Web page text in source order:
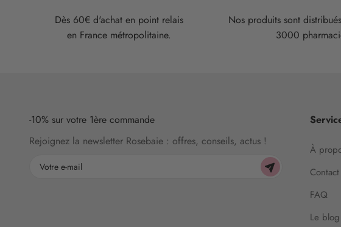
Dès 60€ d'achat en point relais
en France métropolitaine.
Nos produits sont
3000
-10% sur votre 1ère commande
Rejoignez la newsletter Rosebaie : offres, conseils, actus !
À
Contact
FAQ
Le blog